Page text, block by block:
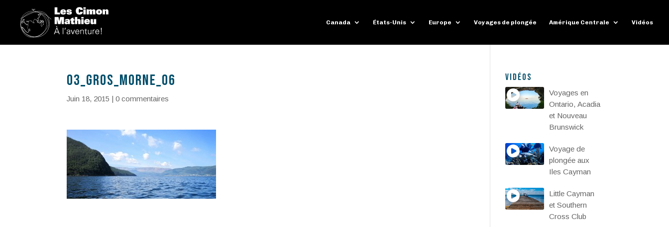
Canada États-Unis Europe Voyages de plongée Amérique Centrale Vidéos
03_Gros_Morne_06
Juin 18, 2015 |0 commentaires
Vidéos
Voyages en
Ontario, Acadia
et Nouveau
Brunswick
Voyage de
plongée aux
Iles Cayman
Little Cayman
et Southern
Cross Club